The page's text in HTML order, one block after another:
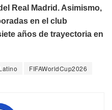
Real Madrid. Asimismo,
en el club
años de trayectoria en
FIFAWorldCup2026